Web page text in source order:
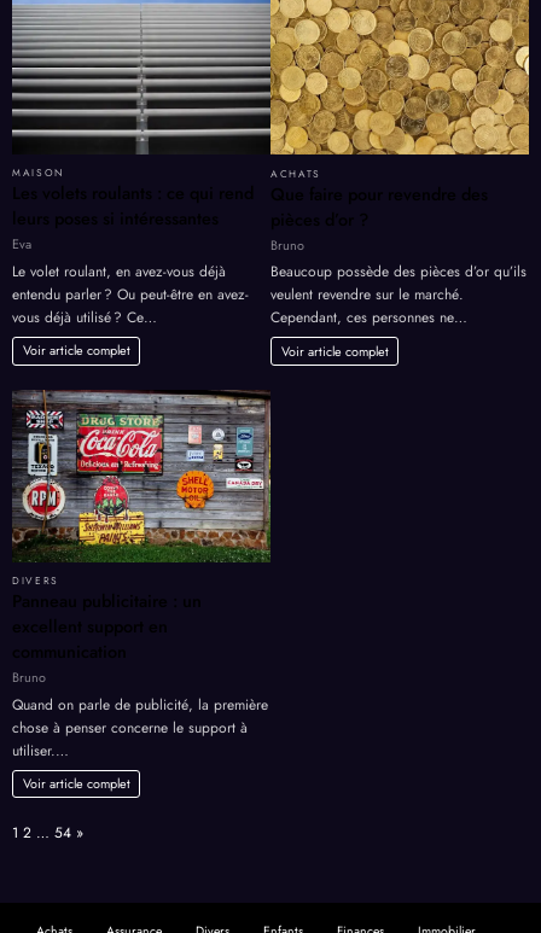
MAISON
Les volets roulants : ce qui rend
leurs poses si intéressantes
Eva
Le volet roulant, en avez-vous déjà
entendu parler ? Ou peut-être en avez-
vous déjà utilisé ? Ce…
Voir article complet
ACHATS
Que faire pour revendre des
pièces d’or ?
Bruno
Beaucoup possède des pièces d’or qu’ils
veulent revendre sur le marché.
Cependant, ces personnes ne…
Voir article complet
DIVERS
Panneau publicitaire : un
excellent support en
communication
Bruno
Quand on parle de publicité, la première
chose à penser concerne le support à
utiliser.…
Voir article complet
Page:
1 2 … 54 Next
»